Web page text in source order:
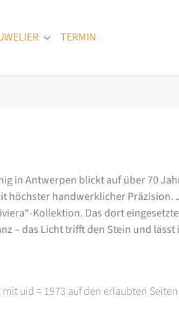
Submenu for "Juwelier"
TERMIN
in Antwerpen blickt auf über 70
höchster handwerklicher Präzision.
Kollektion. Das dort
– das Licht trifft den Stein und
uid = 1973 auf den erlaubten